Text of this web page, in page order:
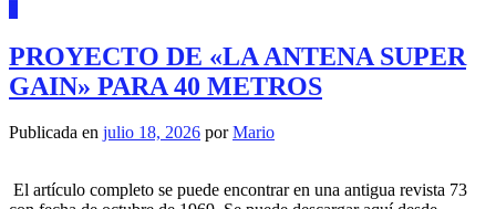
PROYECTO DE «LA ANTENA SUPER
GAIN» PARA 40 METROS
Publicada en julio 18, 2026 porMario
El artículo completo se puede encontrar en una antigua revista 73